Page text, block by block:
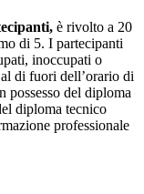
è rivolto a 20
di 5. I partecipanti
inoccupati o
di fuori dell’orario di
del diploma
diploma tecnico
professionale